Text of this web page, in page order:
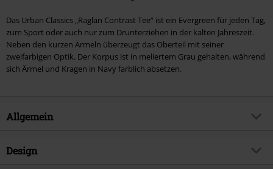
Das Urban Classics „Raglan Contrast Tee“ ist ein Evergreen für jeden Tag,
zum Sport oder auch nur zum Drunterziehen in der kalten Jahreszeit.
Neben den kurzen Ärmeln überzeugt das Oberteil mit seiner
zweifarbigen Optik. Der Korpus ist in meliertem Grau gehalten, während
sich Ärmel und Kragen in Navy farblich absetzen.
Allgemein
Artikelnummer:
Design